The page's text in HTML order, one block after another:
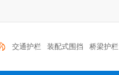
交通护栏 装配式围挡 桥梁护栏